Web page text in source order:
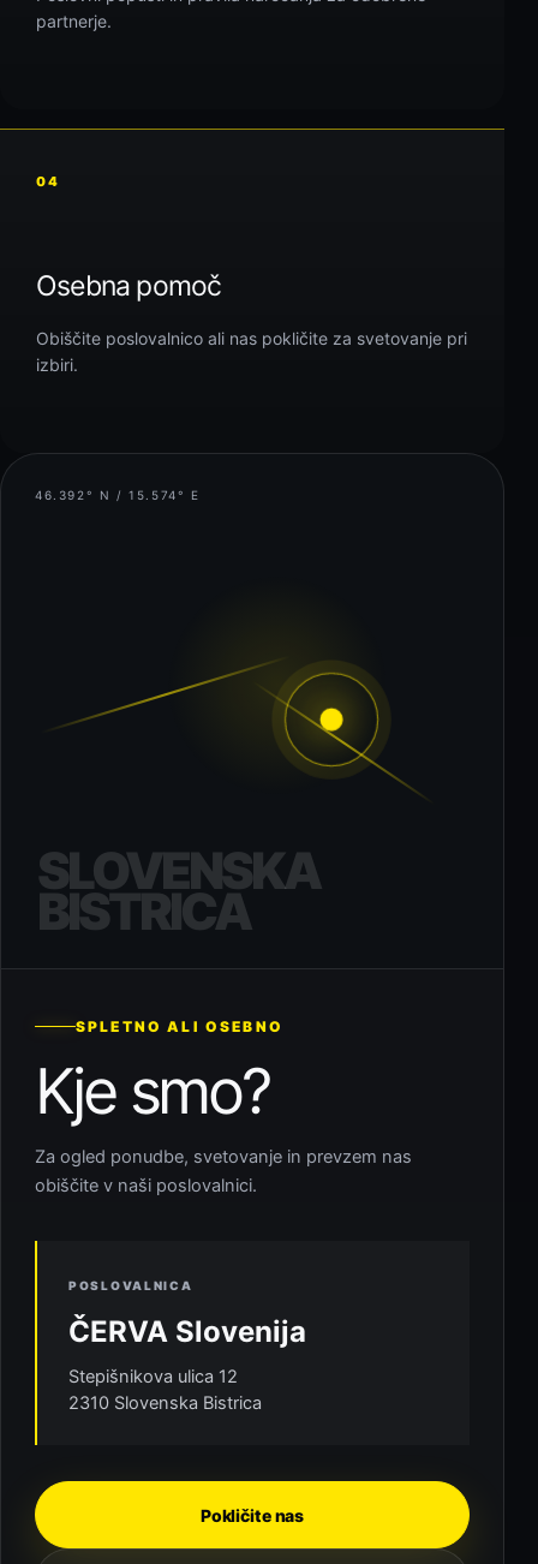
partnerje.
04
Osebna pomoč
Obiščite poslovalnico ali nas pokličite za svetovanje pri
izbiri.
46.392° N / 15.574° E
SLOVENSKA
BISTRICA
SPLETNO ALI OSEBNO
Kje smo?
Za ogled ponudbe, svetovanje in prevzem nas
obiščite v naši poslovalnici.
POSLOVALNICA
ČERVA Slovenija
Stepišnikova ulica 12
2310 Slovenska Bistrica
Pokličite nas